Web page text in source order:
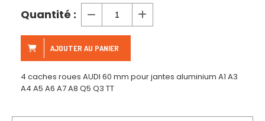
Quantité :
AJOUTER AU PANIER
4 caches roues AUDI 60 mm pour jantes aluminium A1 A3
A4 A5 A6 A7 A8 Q5 Q3 TT